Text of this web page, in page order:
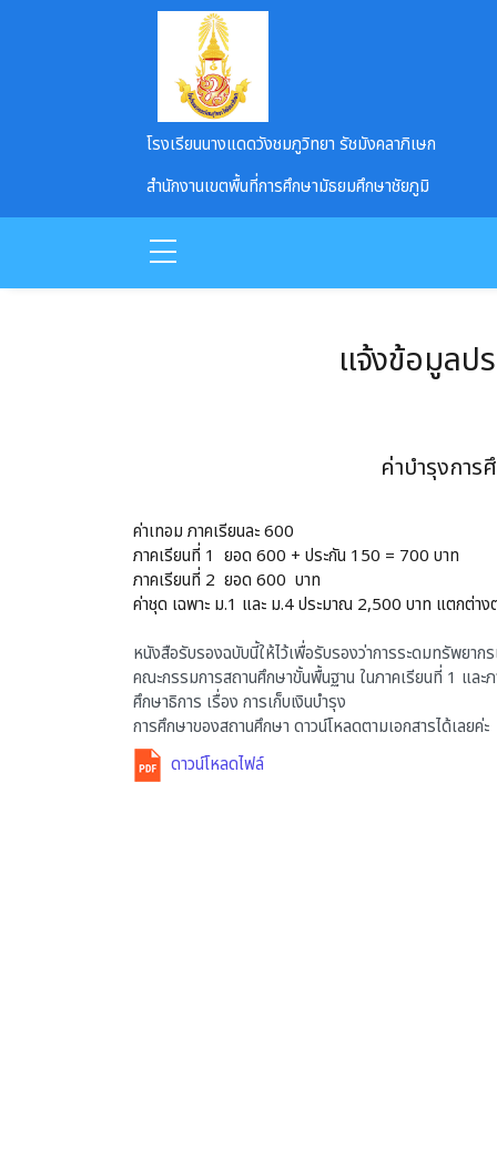
Skip to main content
โรงเรียนนางแดดวังชมภูวิทยา รัชมังคลาภิเษก
สำนักงานเขตพื้นที่การศึกษามัธยมศึกษาชัยภูมิ
แจ้งข้อมูลป
ค่าบำรุงกา
ค่าเทอม ภาคเรียนละ 600
ภาคเรียนที่ 1 ยอด 600 + ประกัน 150 = 700 บาท
ภาคเรียนที่ 2 ยอด 600 บาท
ค่าชุด เฉพาะ ม.1 และ ม.4 ประมาณ 2,500 บาท แตกต่า
หนังสือรับรองฉบับนี้ให้ไว้เพื่อรับรองว่าการระดมทรัพยา
คณะกรรมการสถานศึกษาขั้นพื้นฐาน ในภาคเรียนที่ 1 และ
ศึกษาธิการ เรื่อง การเก็บเงินบำรุง
การศึกษาของสถานศึกษา ดาวน์โหลดตามเอกสารได้เลยค่ะ
ดาวน์โหลดไฟล์